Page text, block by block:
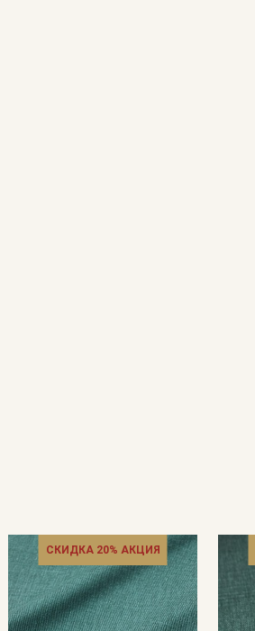
СКИДКА 20% АКЦИЯ